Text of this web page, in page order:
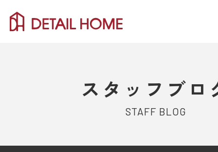
スタッフブロ
STAFF BLOG